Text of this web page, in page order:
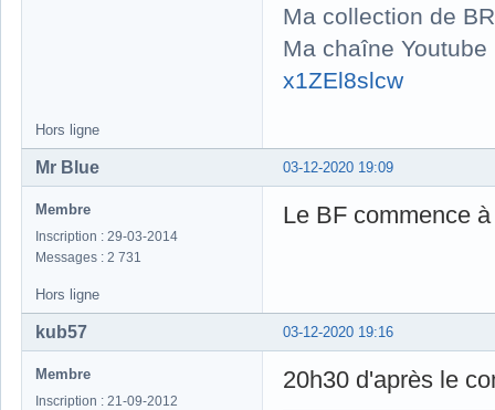
Ma collection de
Ma chaîne
x1ZEl8slcw
Hors ligne
03-12-2020 19:09
Mr Blue
Membre
Inscription : 29-03-2014
Messages : 2 731
Le BF commence
Hors ligne
03-12-2020 19:16
kub57
Membre
Inscription : 21-09-2012
20h30 d'après le